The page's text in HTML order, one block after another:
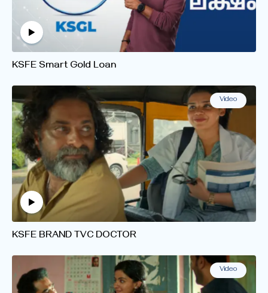
KSFE Smart Gold Loan
Video
KSFE BRAND TVC DOCTOR
Video